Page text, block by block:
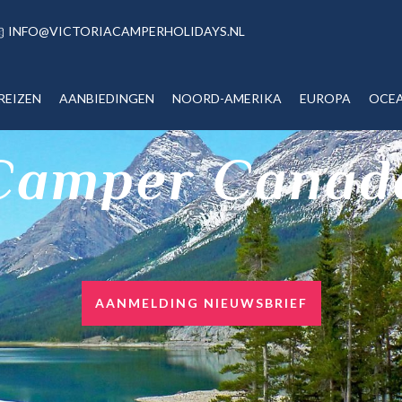
INFO@VICTORIACAMPERHOLIDAYS.NL
AANBIEDINGEN NOORD-AMERIKA EUROPA
AANMELDING NIEUWSBRIEF